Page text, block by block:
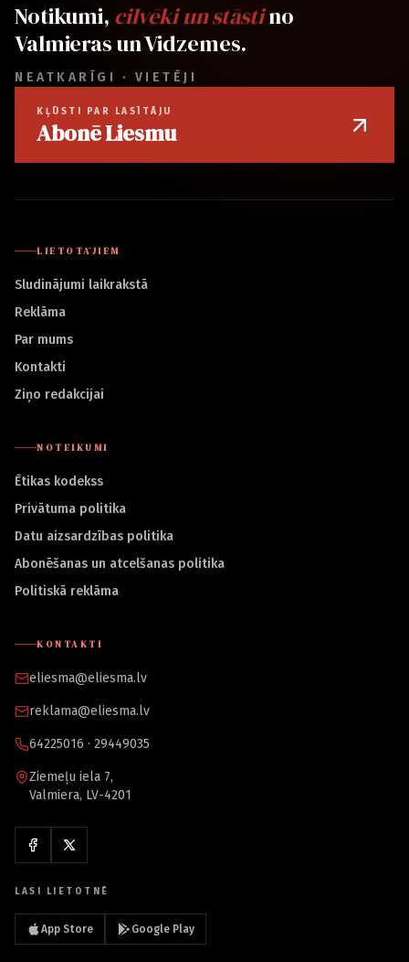
Notikumi, cilvēki un stāstino
Valmieras un Vidzemes.
NEATKARĪGI · VIETĒJI
KĻŪSTI PAR LASĪTĀJU
Abonē Liesmu
LIETOTĀJIEM
Sludinājumi laikrakstā
Reklāma
Par mums
Kontakti
Ziņo redakcijai
NOTEIKUMI
Ētikas kodekss
Privātuma politika
Datu aizsardzības politika
Abonēšanas un atcelšanas politika
Politiskā reklāma
KONTAKTI
eliesma@eliesma.lv
reklama@eliesma.lv
64225016 · 29449035
Ziemeļu iela 7,
Valmiera, LV-4201
LASI LIETOTNĒ
App Store Google Play